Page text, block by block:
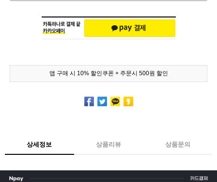
앱 구매 시 10% 할인쿠폰 + 주문시 500원 할인
상세정보 상품리뷰 상품문의